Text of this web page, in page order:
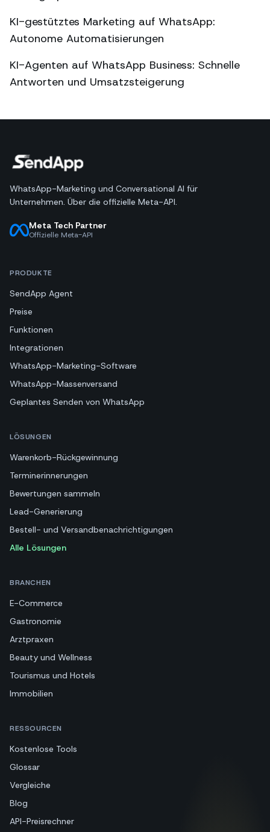
KI-gestütztes Marketing auf WhatsApp:
Autonome Automatisierungen
KI-Agenten auf WhatsApp Business: Schnelle
Antworten und Umsatzsteigerung
WhatsApp-Marketing und Conversational AI für
Unternehmen. Über die offizielle Meta-API.
Meta Tech Partner
Offizielle Meta-API
PRODUKTE
SendApp Agent
Preise
Funktionen
Integrationen
WhatsApp-Marketing-Software
WhatsApp-Massenversand
Geplantes Senden von WhatsApp
LÖSUNGEN
Warenkorb-Rückgewinnung
Terminerinnerungen
Bewertungen sammeln
Lead-Generierung
Bestell- und Versandbenachrichtigungen
Alle Lösungen
BRANCHEN
E-Commerce
Gastronomie
Arztpraxen
Beauty und Wellness
Tourismus und Hotels
Immobilien
RESSOURCEN
Kostenlose Tools
Glossar
Vergleiche
Blog
API-Preisrechner